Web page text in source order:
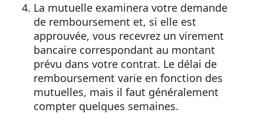
La mutuelle examinera votre demande
de remboursement et, si elle est
approuvée, vous recevrez un virement
bancaire correspondant au montant
prévu dans votre contrat. Le délai de
remboursement varie en fonction des
mutuelles, mais il faut généralement
compter quelques semaines.